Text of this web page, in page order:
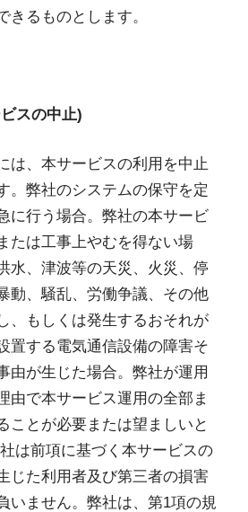
きるものとします。
スの中止)
は、本サービスの利用を中止
。弊社のシステムの保守を定
に行う場合。弊社の本サービ
たは工事上やむを得ない場
水、津波等の天災、火災、停
動、騒乱、労働争議、その他
、もしくは発生するおそれが
置する電気通信設備の障害そ
由が生じた場合。弊社が運用
由で本サービス運用の全部ま
ことが必要または望ましいと
は前項に基づく本サービスの
じた利用者及び第三者の損害
いません。弊社は、第1項の規